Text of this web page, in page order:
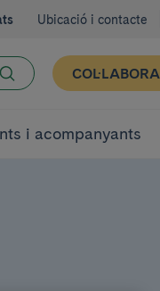
Ubicació i contacte
COL·LABORA
i acompanyants